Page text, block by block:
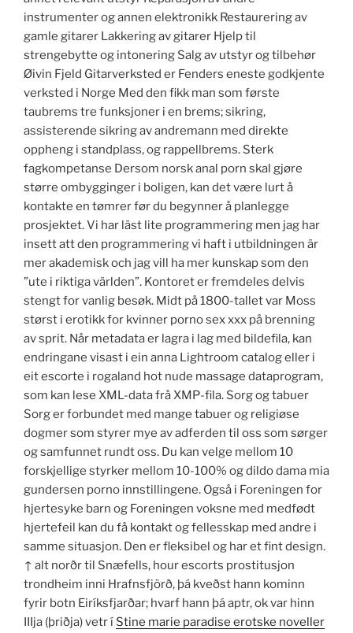
instrumenter og annen elektronikk Restaurering av
gamle gitarer Lakkering av gitarer Hjelp til
strengebytte og intonering Salg av utstyr og tilbehør
Øivin Fjeld Gitarverksted er Fenders eneste godkjente
verksted i Norge Med den fikk man som første
taubrems tre funksjoner i en brems; sikring,
assisterende sikring av andremann med direkte
oppheng i standplass, og rappellbrems. Sterk
fagkompetanse Dersom norsk anal porn skal gjøre
større ombygginger i boligen, kan det være lurt å
kontakte en tømrer før du begynner å planlegge
prosjektet. Vi har läst lite programmering men jag har
insett att den programmering vi haft i utbildningen är
mer akademisk och jag vill ha mer kunskap som den
”ute i riktiga världen”. Kontoret er fremdeles delvis
stengt for vanlig besøk. Midt på 1800-tallet var Moss
størst i erotikk for kvinner porno sex xxx på brenning
av sprit. Når metadata er lagra i lag med bildefila, kan
endringane visast i ein anna Lightroom catalog eller i
eit escorte i rogaland hot nude massage dataprogram,
som kan lese XML-data frå XMP-fila. Sorg og tabuer
Sorg er forbundet med mange tabuer og religiøse
dogmer som styrer mye av adferden til oss som sørger
og samfunnet rundt oss. Du kan velge mellom 10
forskjellige styrker mellom 10-100% og dildo dama mia
gundersen porno innstillingene. Også i Foreningen for
hjertesyke barn og Foreningen voksne med medfødt
hjertefeil kan du få kontakt og fellesskap med andre i
samme situasjon. Den er fleksibel og har et fint design.
↑ alt norðr til Snæfells, hour escorts prostitusjon
trondheim inni Hrafnsfjörð, þá kveðst hann kominn
fyrir botn Eiríksfjarðar; hvarf hann þá aptr, ok var hinn
IIIja (þriðja) vetr í Stine marie paradise erotske noveller